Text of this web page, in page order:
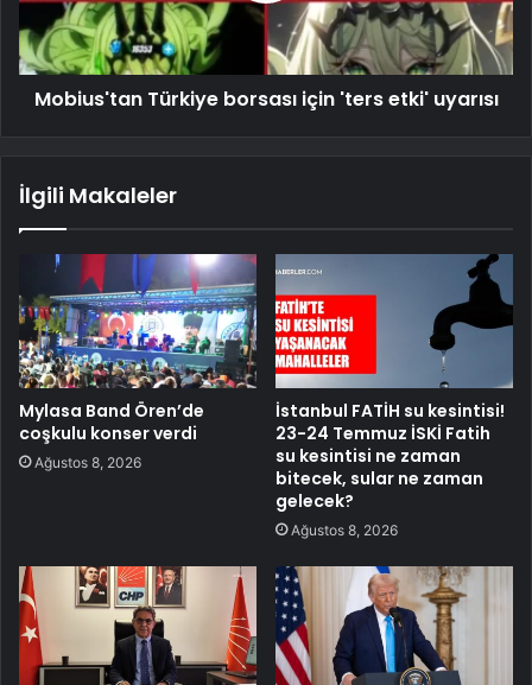
Mobius'tan Türkiye borsası için 'ters etki' uyarısı
İlgili Makaleler
Mylasa Band Ören’de
coşkulu konser verdi
Ağustos 8, 2026
İstanbul FATİH su kesintisi!
23-24 Temmuz İSKİ Fatih
su kesintisi ne zaman
bitecek, sular ne zaman
gelecek?
Ağustos 8, 2026